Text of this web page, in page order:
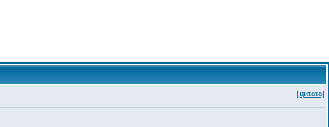
[цитата]